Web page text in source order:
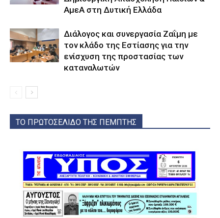
ΑμεΑ στη Δυτική Ελλάδα
Διάλογος και συνεργασία Ζαΐμη με
τον κλάδο της Εστίασης για την
ενίσχυση της προστασίας των
καταναλωτών
ΤΟ ΠΡΩΤΟΣΕΛΙΔΟ ΤΗΣ ΠΕΜΠΤΗΣ